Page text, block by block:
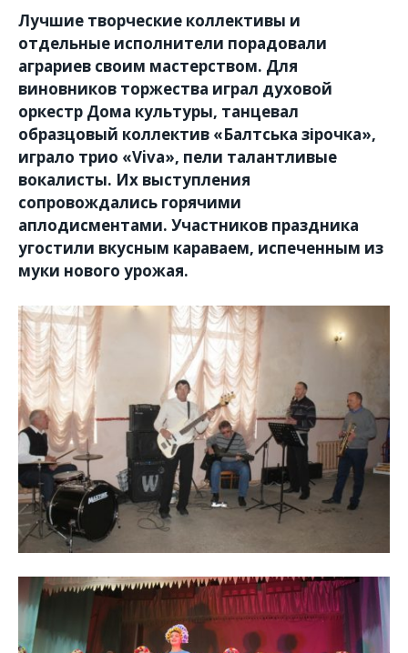
Лучшие творческие коллективы и
отдельные исполнители порадовали
аграриев своим мастерством. Для
виновников торжества играл духовой
оркестр Дома культуры, танцевал
образцовый коллектив «Балтська зірочка»,
играло трио «Viva», пели талантливые
вокалисты. Их выступления
сопровождались горячими
аплодисментами. Участников праздника
угостили вкусным караваем, испеченным из
муки нового урожая.